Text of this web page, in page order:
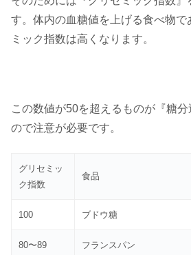
す。体内の血糖値を上げる食べ物で
ミック指数は高くなります。
この数値が50を超えるものが『糖
ので注意が必要です。
グリセミッ
ク指数
食品
100 ブドウ糖
80〜89 フランスパン